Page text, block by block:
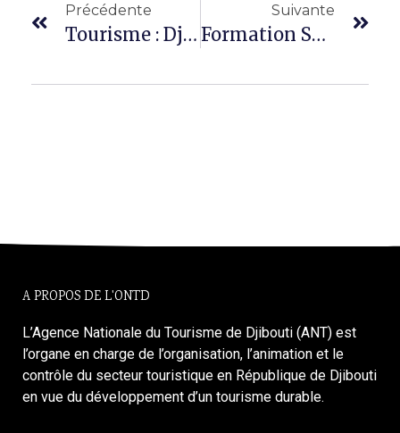
Précédente
Tourisme : Djibouti Au 4ème Rang Du Top10 Des Pays À Visiter En 2018
Suivante
Formation Sur La Soudure Sous-Marine, L’entretien Des Digues Et Le Carrelage Des Bateaux : Une Première Du Genre
A PROPOS DE L'ONTD
L’Agence Nationale du Tourisme de Djibouti (ANT) est
l’organe en charge de l’organisation, l’animation et le
contrôle du secteur touristique en République de Djibouti
en vue du développement d’un tourisme durable.